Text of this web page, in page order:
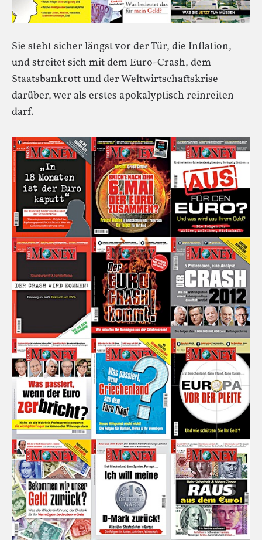
Sie steht sicher längst vor der Tür, die Inflation,
und streitet sich mit dem Euro-Crash, dem
Staatsbankrott und der Weltwirtschaftskrise
darüber, wer als erstes apokalyptisch reinreiten
darf.